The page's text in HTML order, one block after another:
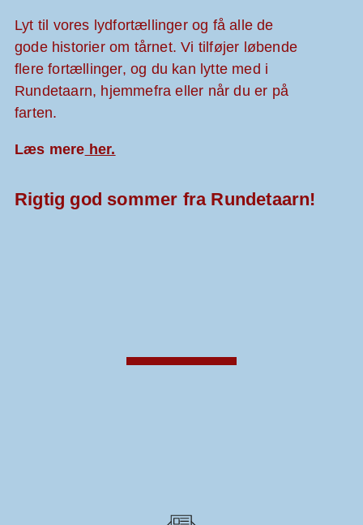
Lyt til vores lydfortællinger og få alle de
gode historier om tårnet. Vi tilføjer løbende
flere fortællinger, og du kan lytte med i
Rundetaarn, hjemmefra eller når du er på
farten.
Læs mere her.
Rigtig god sommer fra Rundetaarn!